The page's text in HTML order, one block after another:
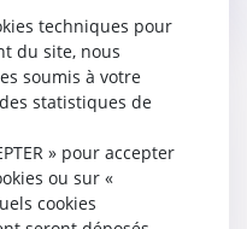
RENTRÉE DU
DU TRIBUNAL DE
JUDICIAIRE DE
techniques pour
du site, nous
soumis à votre
statistiques de
» pour accepter
ou sur «
cookies